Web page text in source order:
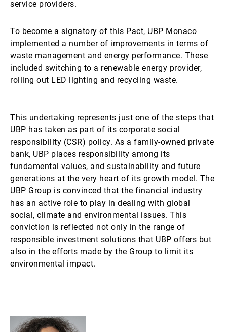
service providers.
To become a signatory of this Pact, UBP Monaco
implemented a number of improvements in terms of
waste management and energy performance. These
included switching to a renewable energy provider,
rolling out LED lighting and recycling waste.
This undertaking represents just one of the steps that
UBP has taken as part of its corporate social
responsibility (CSR) policy. As a family-owned private
bank, UBP places responsibility among its
fundamental values, and sustainability and future
generations at the very heart of its growth model. The
UBP Group is convinced that the financial industry
has an active role to play in dealing with global
social, climate and environmental issues. This
conviction is reflected not only in the range of
responsible investment solutions that UBP offers but
also in the efforts made by the Group to limit its
environmental impact.